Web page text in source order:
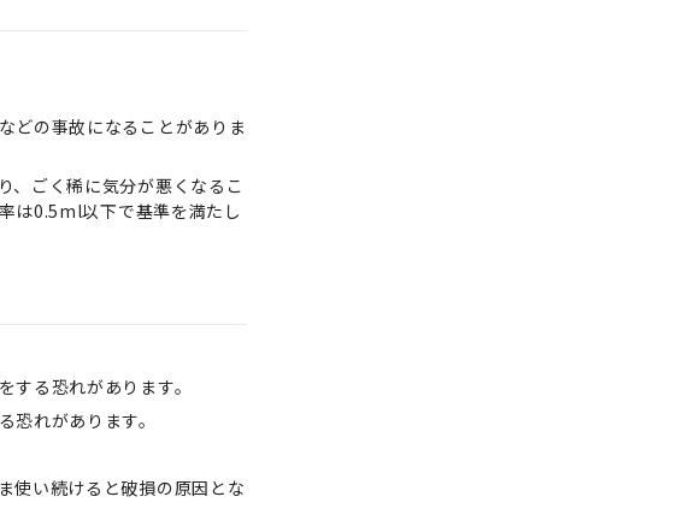
どの事故になることがありま
、ごく稀に気分が悪くなるこ
は0.5ml以下で基準を満たし
る恐れがあります。
れがあります。
使い続けると破損の原因とな